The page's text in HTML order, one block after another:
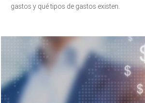
gastos y qué tipos de gastos existen.